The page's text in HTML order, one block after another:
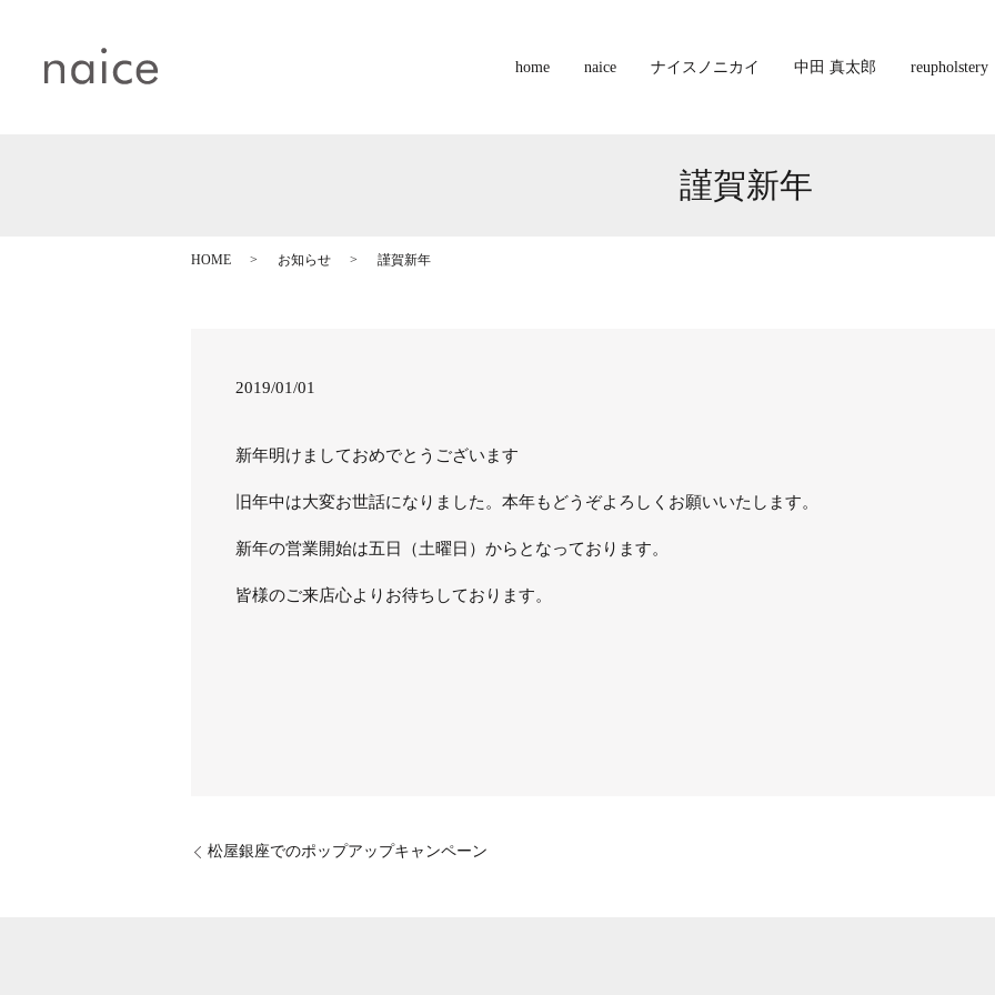
home naice ナイスノニカイ 中田 真太郎 reupholstery
謹賀新年
HOME お知らせ 謹賀新年
2019/01/01
新年明けましておめでとうございます
旧年中は大変お世話になりました。本年もどうぞよろしくお願いいたします。
新年の営業開始は五日（土曜日）からとなっております。
皆様のご来店心よりお待ちしております。
松屋銀座でのポップアップキャンペーン